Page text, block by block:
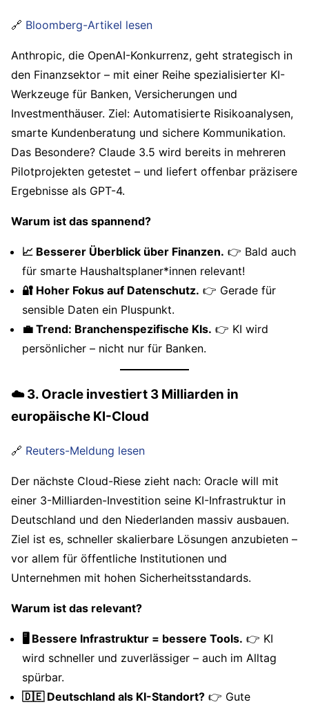
🔗 Bloomberg-Artikel lesen
Anthropic, die OpenAI-Konkurrenz, geht strategisch in
den Finanzsektor – mit einer Reihe spezialisierter KI-
Werkzeuge für Banken, Versicherungen und
Investmenthäuser. Ziel: Automatisierte Risikoanalysen,
smarte Kundenberatung und sichere Kommunikation.
Das Besondere? Claude 3.5 wird bereits in mehreren
Pilotprojekten getestet – und liefert offenbar präzisere
Ergebnisse als GPT-4.
Warum ist das spannend?
📈 Besserer Überblick über Finanzen. 👉 Bald auch
für smarte Haushaltsplaner*innen relevant!
🔐 Hoher Fokus auf Datenschutz. 👉 Gerade für
sensible Daten ein Pluspunkt.
💼 Trend: Branchenspezifische KIs. 👉 KI wird
persönlicher – nicht nur für Banken.
☁️ 3. Oracle investiert 3 Milliarden in
europäische KI-Cloud
🔗 Reuters-Meldung lesen
Der nächste Cloud-Riese zieht nach: Oracle will mit
einer 3-Milliarden-Investition seine KI-Infrastruktur in
Deutschland und den Niederlanden massiv ausbauen.
Ziel ist es, schneller skalierbare Lösungen anzubieten –
vor allem für öffentliche Institutionen und
Unternehmen mit hohen Sicherheitsstandards.
Warum ist das relevant?
🖥️ Bessere Infrastruktur = bessere Tools. 👉 KI
wird schneller und zuverlässiger – auch im Alltag
spürbar.
🇩🇪 Deutschland als KI-Standort? 👉 Gute